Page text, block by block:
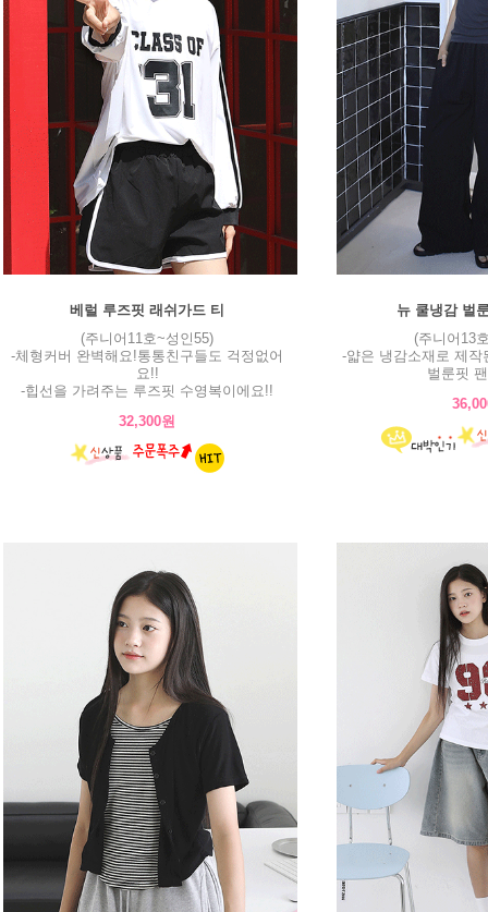
베럴 루즈핏 래쉬가드 티
(주니어11호~성인55)
-체형커버 완벽해요!통통친구들도 걱정없어
요!!
-힙선을 가려주는 루즈핏 수영복이에요!!
32,300원
뉴 쿨냉감 벌
(주니어13
-얇은 냉감소재로 제
벌룬핏